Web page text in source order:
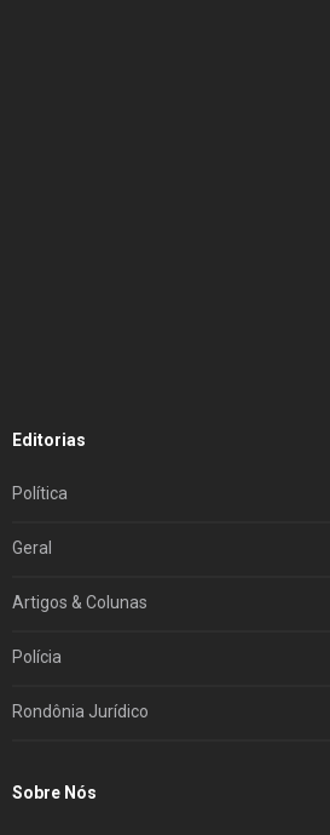
Editorias
Política
Geral
Artigos & Colunas
Polícia
Rondônia Jurídico
Sobre Nós